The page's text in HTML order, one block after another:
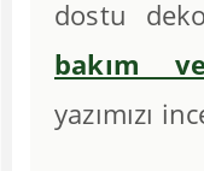
dostu
bakım
yazımızı